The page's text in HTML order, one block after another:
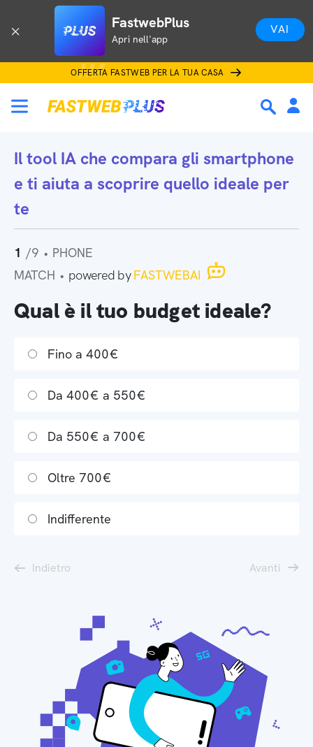
FastwebPlus
Apri nell'app
VAI
OFFERTA FASTWEB PER LA TUA CASA
Il tool IA che compara gli smartphone
e ti aiuta a scoprire quello ideale per
te
1 /9 • PHONE
MATCH • powered byFASTWEBAI
Qual è il tuo budget ideale?
Fino a 400€
Da 400€ a 550€
Da 550€ a 700€
Oltre 700€
Indifferente
Indietro Avanti